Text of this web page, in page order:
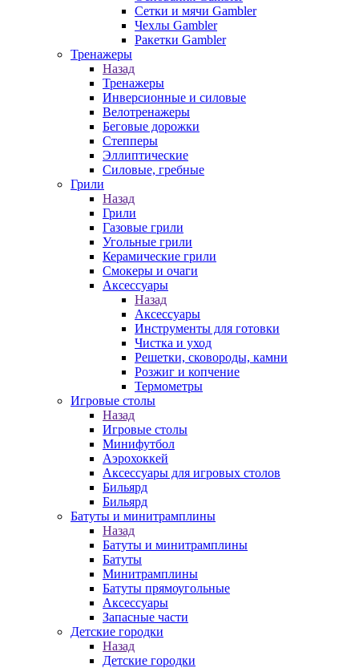
Сетки и мячи Gambler
Чехлы Gambler
Ракетки Gambler
Тренажеры
Назад
Тренажеры
Инверсионные и силовые
Велотренажеры
Беговые дорожки
Степперы
Эллиптические
Силовые, гребные
Грили
Назад
Грили
Газовые грили
Угольные грили
Керамические грили
Смокеры и очаги
Аксессуары
Назад
Аксессуары
Инструменты для готовки
Чистка и уход
Решетки, сковороды, камни
Розжиг и копчение
Термометры
Игровые столы
Назад
Игровые столы
Минифутбол
Аэрохоккей
Аксессуары для игровых столов
Бильяpд
Бильяpд
Батуты и минитрамплины
Назад
Батуты и минитрамплины
Батуты
Минитрамплины
Батуты прямоугольные
Аксессуары
Запасные части
Детские городки
Назад
Детские городки